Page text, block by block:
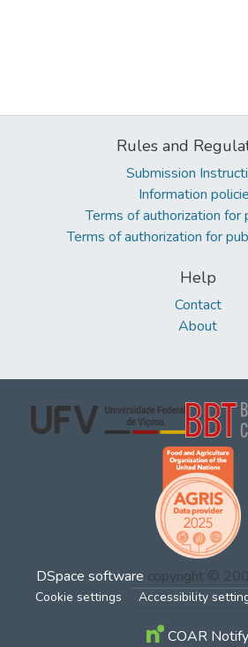
Rules and
Submission
Information
Terms of authorization for
Terms of authorization for
Help
Contact
About
DSpace software copyright ©
Cookie settings Accessibility
COAR Notify